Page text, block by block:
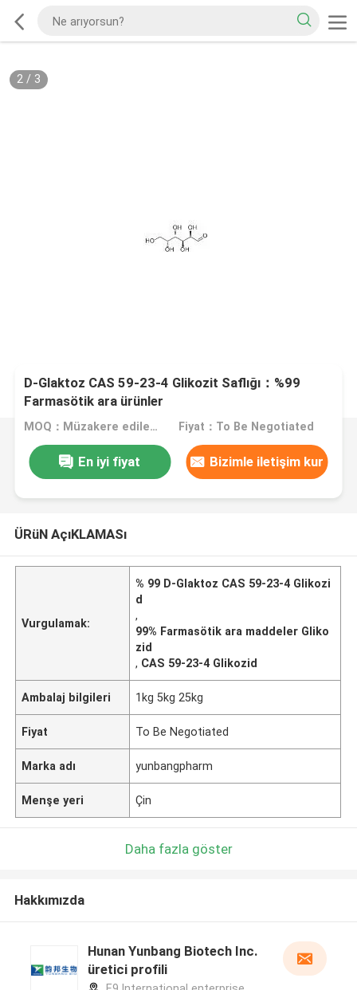
2/ 3
D-Glaktoz CAS 59-23-4 Glikozit Saflığı：%99
Farmasötik ara ürünler
MOQ：Müzakere edilecek Fiyat：To Be Negotiated
En iyi fiyat Bizimle iletişim kur
ÜRüN AçıKLAMASı
Vurgulamak:
% 99 D-Glaktoz CAS 59-23-4 Glikozi
d
,
99% Farmasötik ara maddeler Gliko
zid
, CAS 59-23-4 Glikozid
Ambalaj bilgileri 1kg 5kg 25kg
Fiyat To Be Negotiated
Marka adı yunbangpharm
Menşe yeri Çin
Daha fazla göster
Hakkımızda
Hunan Yunbang Biotech Inc.
üretici profili